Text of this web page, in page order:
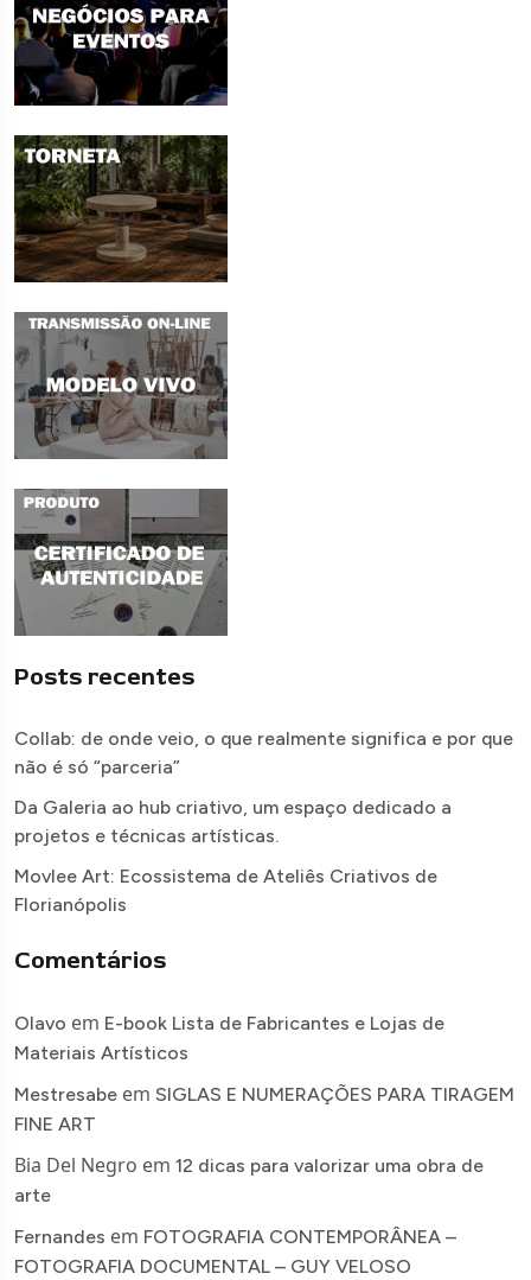
Posts recentes
Collab: de onde veio, o que realmente significa e por que
não é só “parceria”
Da Galeria ao hub criativo, um espaço dedicado a
projetos e técnicas artísticas.
Movlee Art: Ecossistema de Ateliês Criativos de
Florianópolis
Comentários
Olavo em E-book Lista de Fabricantes e Lojas de
Materiais Artísticos
Mestresabe em SIGLAS E NUMERAÇÕES PARA TIRAGEM
FINE ART
Bia Del Negro em 12 dicas para valorizar uma obra de
arte
Fernandes em FOTOGRAFIA CONTEMPORÂNEA –
FOTOGRAFIA DOCUMENTAL – GUY VELOSO